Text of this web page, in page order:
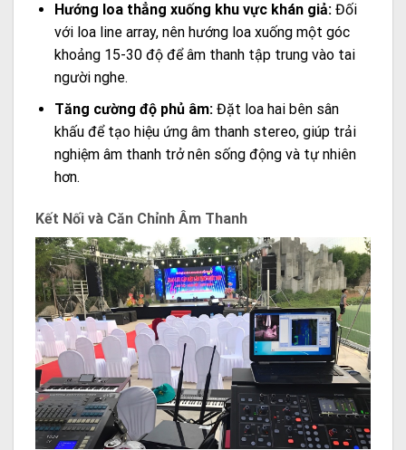
Hướng loa thẳng xuống khu vực khán giả:Đối
với loa line array, nên hướng loa xuống một góc
khoảng 15-30 độ để âm thanh tập trung vào tai
người nghe.
Tăng cường độ phủ âm:Đặt loa hai bên sân
khấu để tạo hiệu ứng âm thanh stereo, giúp trải
nghiệm âm thanh trở nên sống động và tự nhiên
hơn.
Kết Nối và Căn Chỉnh Âm Thanh